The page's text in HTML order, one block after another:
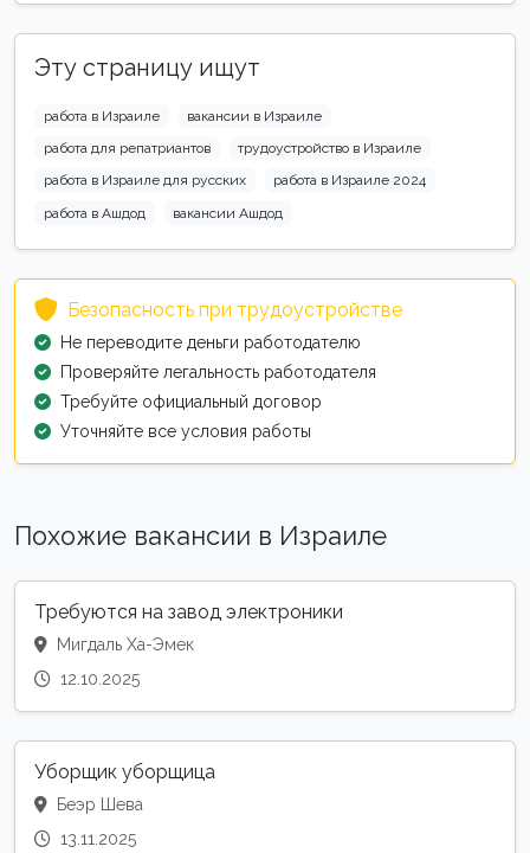
Эту страницу ищут
работа в Израиле
вакансии в Израиле
работа для репатриантов
трудоустройство в Израиле
работа в Израиле для русских
работа в Израиле 2024
работа в Ашдод
вакансии Ашдод
Безопасность при трудоустройстве
Не переводите деньги работодателю
Проверяйте легальность работодателя
Требуйте официальный договор
Уточняйте все условия работы
Похожие вакансии в Израиле
Требуются на завод электроники
Мигдаль Ха-Эмек
12.10.2025
Уборщик уборщица
Беэр Шева
13.11.2025